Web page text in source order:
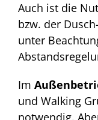
Auch ist die
bzw. der
unter
Im
und Walking
notwendig.